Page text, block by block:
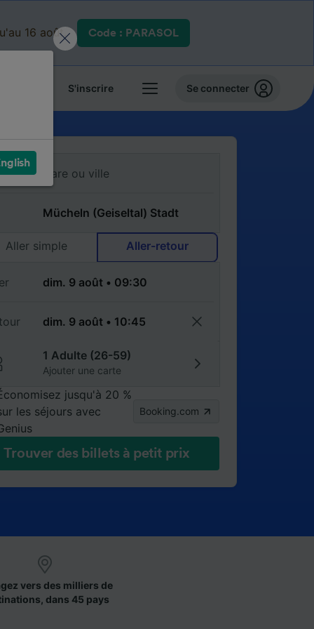
16 août. Code : PARASOL
S'inscrire Se connecter
Aller simple Aller-retour
1 Adulte (26-59)
Ajouter une carte
jusqu'à 20 %
les séjours avec
Booking.com
Trouver des billets à petit prix
vers des milliers de
dans 45 pays